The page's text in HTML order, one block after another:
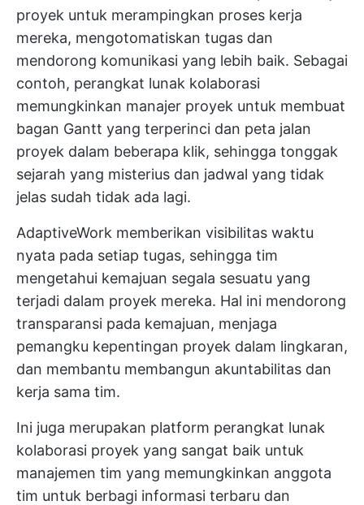
proyek untuk merampingkan proses kerja
mereka, mengotomatiskan tugas dan
mendorong komunikasi yang lebih baik. Sebagai
contoh, perangkat lunak kolaborasi
memungkinkan manajer proyek untuk membuat
bagan Gantt yang terperinci dan peta jalan
proyek dalam beberapa klik, sehingga tonggak
sejarah yang misterius dan jadwal yang tidak
jelas sudah tidak ada lagi.
AdaptiveWork memberikan visibilitas waktu
nyata pada setiap tugas, sehingga tim
mengetahui kemajuan segala sesuatu yang
terjadi dalam proyek mereka. Hal ini mendorong
transparansi pada kemajuan, menjaga
pemangku kepentingan proyek dalam lingkaran,
dan membantu membangun akuntabilitas dan
kerja sama tim.
Ini juga merupakan platform perangkat lunak
kolaborasi proyek yang sangat baik untuk
manajemen tim yang memungkinkan anggota
tim untuk berbagi informasi terbaru dan